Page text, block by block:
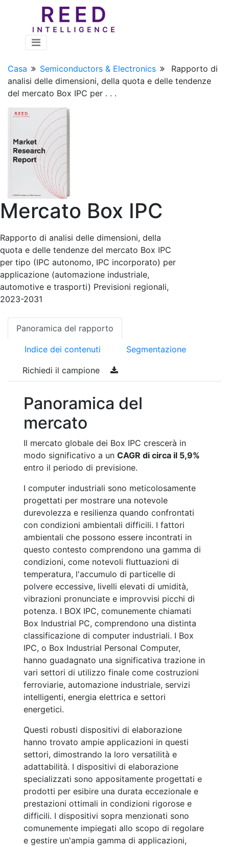
Casa Semiconductors & Electronics
Rapporto di
analisi delle dimensioni, della quota e delle tendenze
del mercato Box IPC per . . .
Mercato Box IPC
Rapporto di analisi delle dimensioni, della
quota e delle tendenze del mercato Box IPC
per tipo (IPC autonomo, IPC incorporato) per
applicazione (automazione industriale,
automotive e trasporti) Previsioni regionali,
2023-2031
Panoramica del rapporto
Indice dei contenuti Segmentazione
Richiedi il campione
Panoramica del
mercato
Il mercato globale dei Box IPC crescerà in
modo significativo a un CAGR di circa il 5,9%
entro il periodo di previsione.
I computer industriali sono meticolosamente
progettati per mostrare una notevole
durevolezza e resilienza quando confrontati
con condizioni ambientali difficili. I fattori
ambientali che possono essere incontrati in
questo contesto comprendono una gamma di
condizioni, come notevoli fluttuazioni di
temperatura, l'accumulo di particelle di
polvere eccessive, livelli elevati di umidità,
vibrazioni pronunciate e improvvisi picchi di
potenza. I BOX IPC, comunemente chiamati
Box Industrial PC, comprendono una distinta
classificazione di computer industriali. I Box
IPC, o Box Industrial Personal Computer,
hanno guadagnato una significativa trazione in
vari settori di utilizzo finale come costruzioni
ferroviarie, automazione industriale, servizi
intelligenti, energia elettrica e settori
energetici.
Questi robusti dispositivi di elaborazione
hanno trovato ampie applicazioni in questi
settori, dimostrando la loro versatilità e
adattabilità. I dispositivi di elaborazione
specializzati sono appositamente progettati e
prodotti per esibire una durata eccezionale e
prestazioni ottimali in condizioni rigorose e
difficili. I dispositivi sopra menzionati sono
comunemente impiegati allo scopo di regolare
e gestire un'ampia gamma di applicazioni,